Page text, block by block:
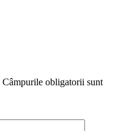
Câmpurile obligatorii sunt